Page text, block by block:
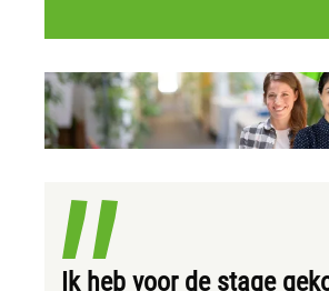
Ik heb voor de stage